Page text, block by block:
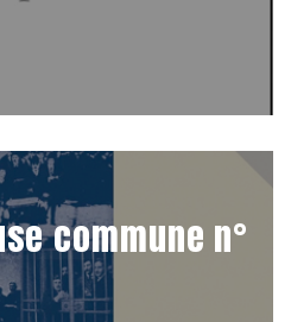
commune n°